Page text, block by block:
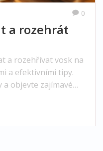
0
a rozehrát
a rozehřívat vosk na
a efektivními tipy.
a objevte zajímavé
začít s vlastní
a postupy, jak